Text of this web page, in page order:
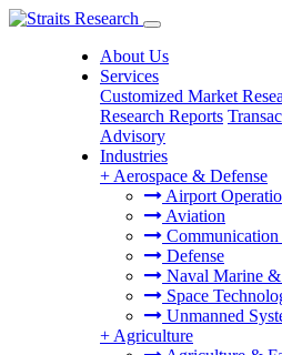
About Us
Services
Customized Market
Research Reports
Advisory
Industries
+ Aerospace & Defense
Airport
Aviation
Defense
Naval Marine &
Space
Unmanned
+ Agriculture